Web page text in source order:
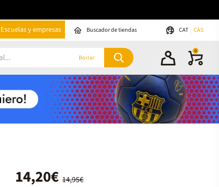
Escuelas y empresas Buscador de tiendas CAT CAS
Borrar
0
14,95€
14,20€